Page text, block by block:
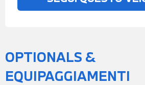
DI FINANZIAMENTO ANCHE
L'INTERO IMPORTO
OPTIONALS &
EQUIPAGGIAMENTI